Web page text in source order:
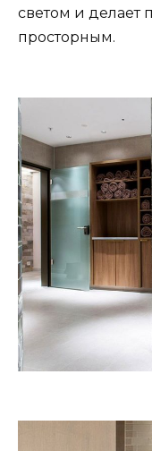
светом и делает
просторным.